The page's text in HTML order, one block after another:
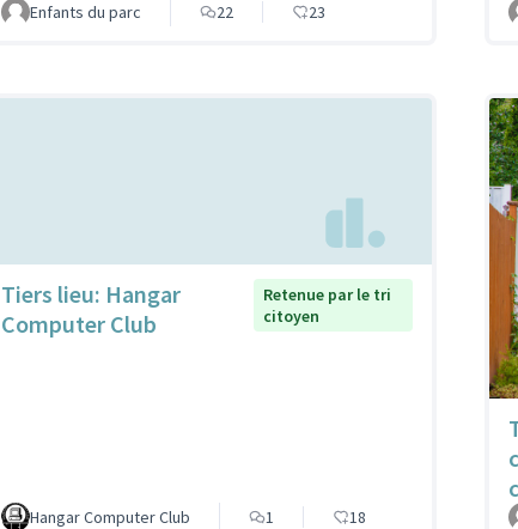
Enfants du parc 22 23
Tiers lieu: Hangar
Computer Club
Retenue par le tri
citoyen
Hangar Computer Club 1 18